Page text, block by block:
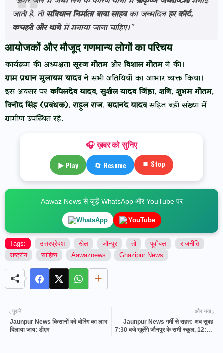
जाती है, तोसंविधान निर्माता बाबा साहबका जन्मदिनहर कोर्ट,
कचहरी और थानेमें मनाया जाना चाहिए।”
आयोजकों और मौजूद गणमान्य लोगों का परिचय
कार्यक्रम की अध्यक्षता सूरज गौतमऔर विशाल गौतमने की।
ग्राम प्रधान मुलायम यादवने सभी अतिथियों का आभार व्यक्त किया।
इस अवसर पर कपिलदेव यादव, सुशील यादव जिंड़ा, शनि, शुभम गौतम,
विनोद सिंह (प्रबंधक), राहुल राज, सदानंद यादवसहित बड़ी संख्या में
ग्रामीण उपस्थित रहे.
🎧 ख़बर को सुनिए
▶ Play 🔄 Resume ⏹ Stop
Aawaz News से जुड़ें WhatsApp और YouTube पर
WhatsApp YouTube
Tags: उत्तरप्रेदश खेल जौनपुर तो पूर्वांचल
राजनीति
राष्ट्रीय
साहित्य Aawaznews Ghazipur News
और नया
Jaunpur News गर्मी से राहत: अब सुबह
7:30 बजे खुलेंगे जौनपुर के सभी स्कूल, 12:30
पुराने
Jaunpur News किसानों को बोरिंग का लाभ
दिलाया जाय: डीएम